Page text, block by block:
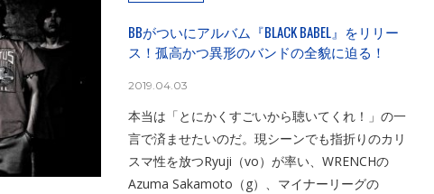
BBがついにアルバム『BLACK BABEL』をリリー
ス！孤高かつ異形のバンドの全貌に迫る！
2019.04.03
本当は「とにかくすごいから聴いてくれ！」の一
言で済ませたいのだ。現シーンでも指折りのカリ
スマ性を放つRyuji（vo）が率い、WRENCHの
Azuma Sakamoto（g）、マイナーリーグの